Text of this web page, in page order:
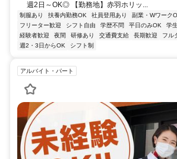
週2日～OK◎ 【勤務地】赤羽ホリッ...
制服あり 扶養内勤務OK 社員登用あり 副業・Wワーク
フリーター歓迎
シフト自由 学歴不問 平日のみOK 学
経験者歓迎
夜間 研修あり 交通費支給 長期歓迎 フル
週2・3日からOK
シフト制
アルバイト・パート